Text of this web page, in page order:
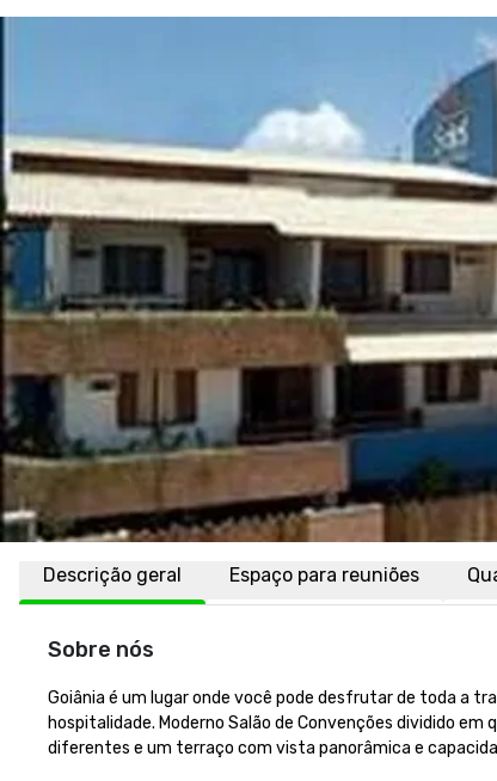
Descrição geral Espaço para reuniões
Sobre nós
Goiânia é um lugar onde você pode desfrutar de toda a
hospitalidade. Moderno Salão de Convenções dividido
diferentes e um terraço com vista panorâmica e